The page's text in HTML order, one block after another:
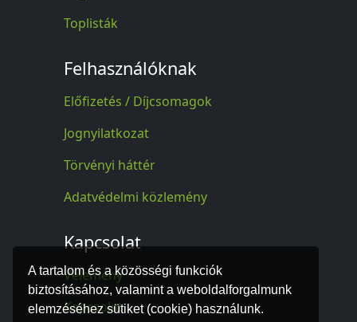
A tartalom és a közösségi funkciók
biztosításához, valamint a weboldalforgalmunk
elemzéséhez sütiket (cookie) használunk.
Toplisták
Felhasználóknak
Előfizetés / Díjcsomagok
Jognyilatkozat
Törvényi háttér
Adatvédelmi közlemény
Kapcsolat
Vélemény
Kapcsolat